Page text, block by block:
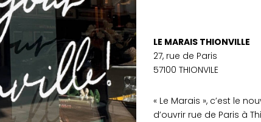
LE MARAIS THIONVILLE
27, rue de Paris
57100 THIONVILE
« Le Marais », c’est le
d’ouvrir rue de Paris à